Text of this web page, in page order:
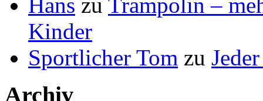
Kinder
Sportlicher Tom zu
Archiv